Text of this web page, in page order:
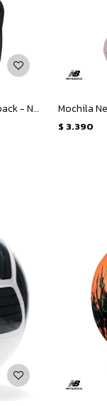
Bandolera New Balance Micro Backpack - Negro
$ 3.390